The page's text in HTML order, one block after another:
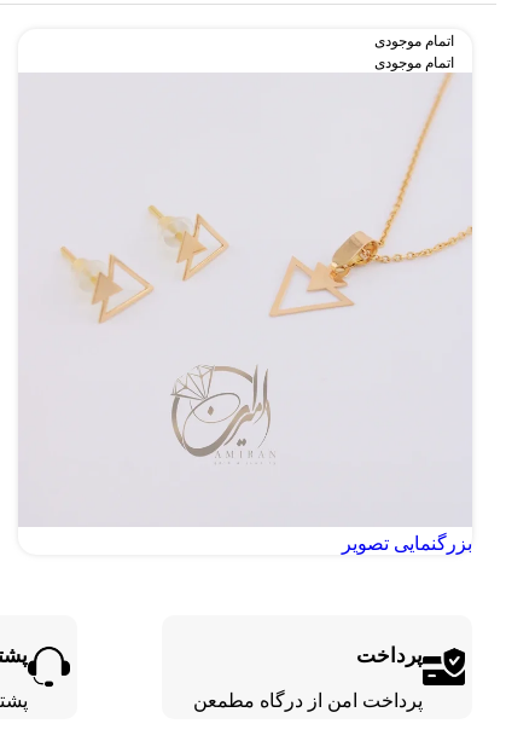
اتمام موجودی
اتمام موجودی
بزرگنمایی تصویر
پرداخت
پرداخت امن از درگاه مطمعن